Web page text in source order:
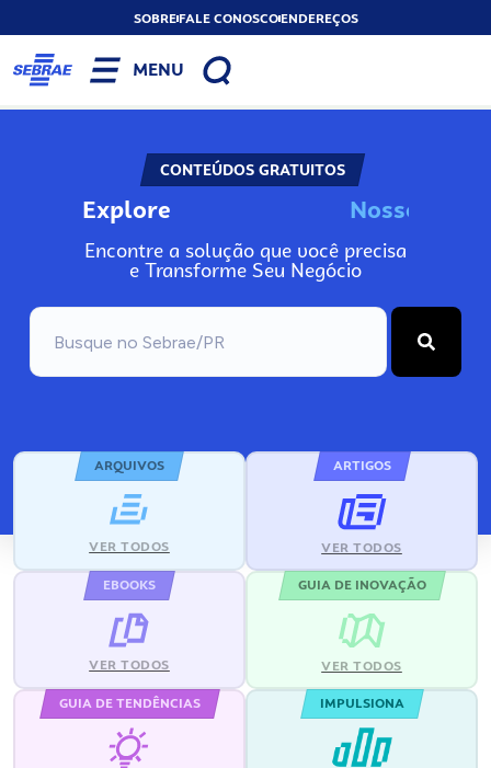
SOBREFALE CONOSCOENDEREÇOS
MENU
CONTEÚDOS GRATUITOS
Explore No
Encontre a solução que você precisa
e Transforme Seu Negócio
ARQUIVOS
VER TODOS
ARTIGOS
VER TODOS
EBOOKS
VER TODOS
GUIA DE INOVAÇÃO
VER TODOS
GUIA DE TENDÊNCIAS IMPULSIONA